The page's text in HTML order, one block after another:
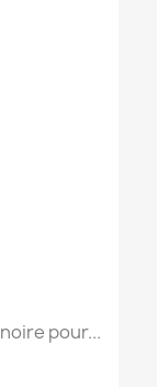
pour...